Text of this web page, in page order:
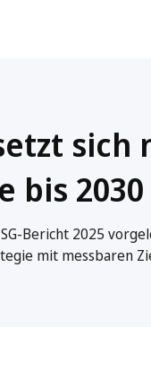
sich
bis 2030
Bericht 2025
mit messbaren